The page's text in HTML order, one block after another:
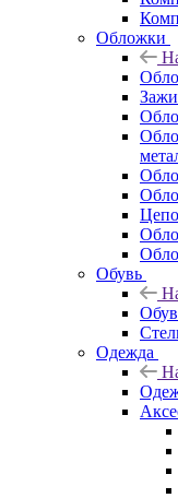
Обложки
Обувь
Одежда